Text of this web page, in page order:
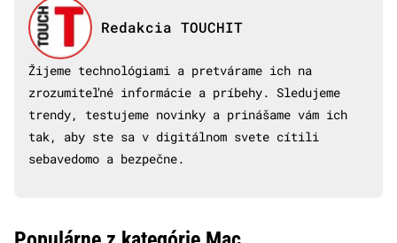
Redakcia TOUCHIT
Žijeme technológiami a pretvárame ich na
zrozumiteľné informácie a príbehy. Sledujeme
trendy, testujeme novinky a prinášame vám ich
tak, aby ste sa v digitálnom svete cítili
sebavedomo a bezpečne.